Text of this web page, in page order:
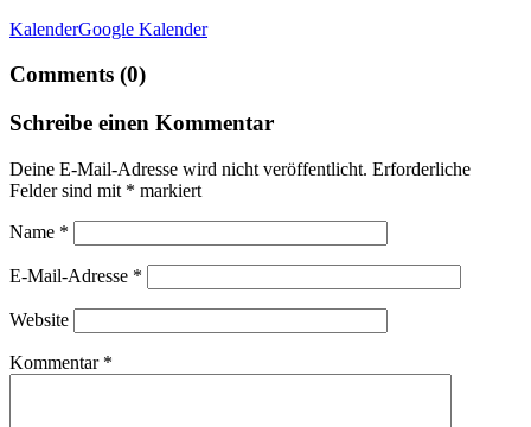
KalenderGoogle Kalender
Comments (0)
Schreibe einen Kommentar
Deine E-Mail-Adresse wird nicht veröffentlicht. Erforderliche
Felder sind mit * markiert
Name *
E-Mail-Adresse *
Website
Kommentar *